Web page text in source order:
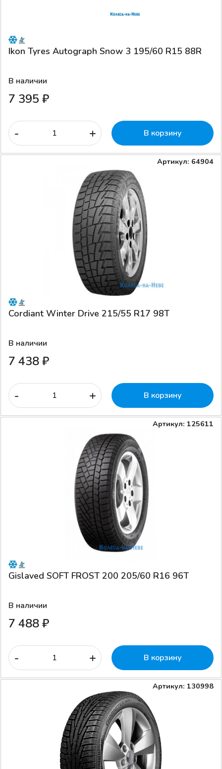
Ikon Tyres Autograph Snow 3 195/60 R15 88R
В наличии
7 395 ₽
- + В корзину
Артикул: 64904
Cordiant Winter Drive 215/55 R17 98T
В наличии
7 438 ₽
- + В корзину
Артикул: 125611
Gislaved SOFT FROST 200 205/60 R16 96T
В наличии
7 488 ₽
- + В корзину
Артикул: 130998